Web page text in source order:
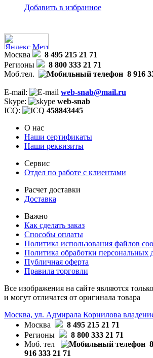
Добавить в избранное
Москва
8 495 215 21 71
Регионы
8 800 333 21 71
Моб.тел.
8 916
E-mail:
web-snab@mail.ru
Skype:
web-snab
ICQ:
458843445
О нас
Наши сертификаты
Наши реквизиты
Сервис
Отдел по работе с клиентами
Расчет доставки
Доставка
Важно
Как сделать заказ
Способы оплаты
Политика использования файлов
Политика обработки персональных
Публичная оферта
Правила торговли
Все изображения на сайте являются
и могут отличатся от оригинала товара
Москва, ул. Адмирала Корнилова
Москва
8 495 215 21 71
Регионы
8 800 333 21 71
Моб. тел
8
916 333 21 71